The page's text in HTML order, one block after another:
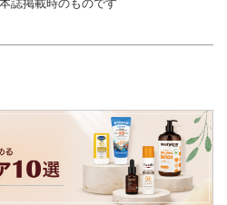
誌掲載時のものです